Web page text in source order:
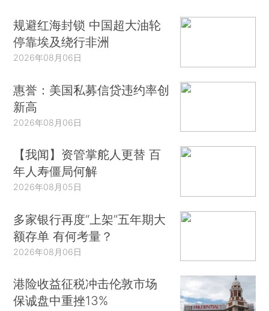
规避红海封锁 中国超大油轮
停靠埃及绕行非洲
2026年08月06日
惠誉：美国私募信贷违约率创
新高
2026年08月06日
【我闻】资管掌舵人更替 百
年人寿僵局何解
2026年08月05日
多家银行再度“上架”五年期大
额存单 有何考量？
2026年08月06日
港险收益征税冲击伦敦市场
保诚盘中重挫13%